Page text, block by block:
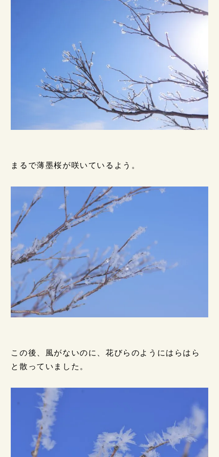
まるで薄墨桜が咲いているよう。
この後、風がないのに、花びらのようにはらはら
と散っていました。